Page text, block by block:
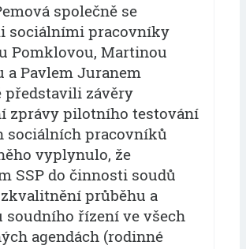
společně se
sociálními pracovníky
Pomklovou, Martinou
a Pavlem Juranem
představili závěry
zprávy pilotního testování
sociálních pracovníků
vyplynulo, že
SSP do činnosti soudů
průběhu a
soudního řízení ve všech
agendách (rodinné